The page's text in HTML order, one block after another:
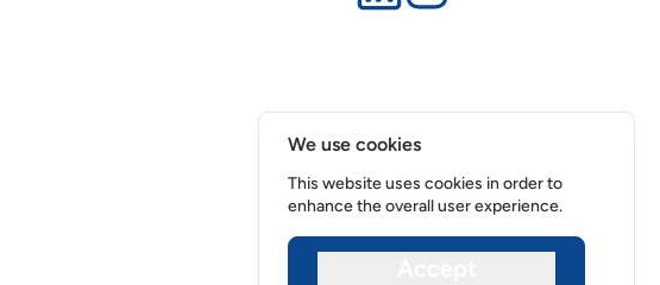
We use cookies
This website uses cookies in order to
enhance the overall user experience.